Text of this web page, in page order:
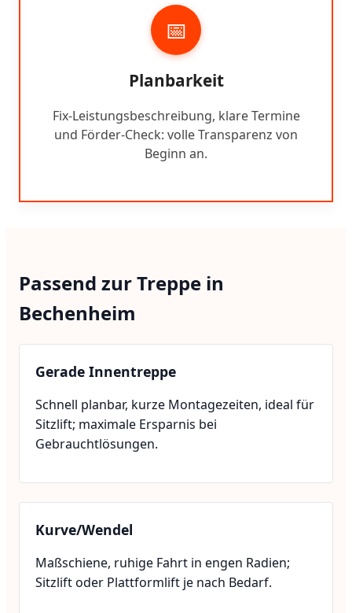
📅
Planbarkeit
Fix-Leistungsbeschreibung, klare Termine
und Förder-Check: volle Transparenz von
Beginn an.
Passend zur Treppe in
Bechenheim
Gerade Innentreppe
Schnell planbar, kurze Montagezeiten, ideal für
Sitzlift; maximale Ersparnis bei
Gebrauchtlösungen.
Kurve/Wendel
Maßschiene, ruhige Fahrt in engen Radien;
Sitzlift oder Plattformlift je nach Bedarf.